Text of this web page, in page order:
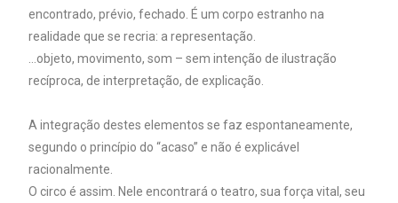
encontrado, prévio, fechado. É um corpo estranho na
realidade que se recria: a representação.
…objeto, movimento, som – sem intenção de ilustração
recíproca, de interpretação, de explicação.
A integração destes elementos se faz espontaneamente,
segundo o princípio do “acaso” e não é explicável
racionalmente.
O circo é assim. Nele encontrará o teatro, sua força vital, seu